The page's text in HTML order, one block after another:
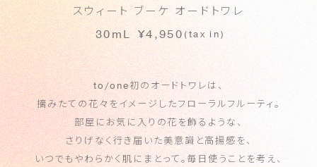
スウィート ブーケ オードトワレ
30mL ¥4,950(tax in)
to/one初のオードトワレは、
摘みたての花々をイメージしたフローラルフルーティ。
部屋にお気に入りの花を飾るような、
さりげなく行き届いた美意識と高揚感を、
いつでもやわらかく肌にまとって。毎日使うことを考え、